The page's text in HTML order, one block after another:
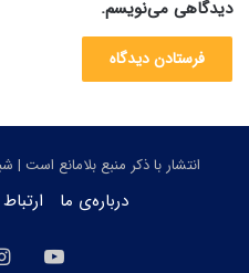
دیدگاهی می‌نویسم.
انتشار با ذکر منبع بلامانع است |
درباره‌ی ما